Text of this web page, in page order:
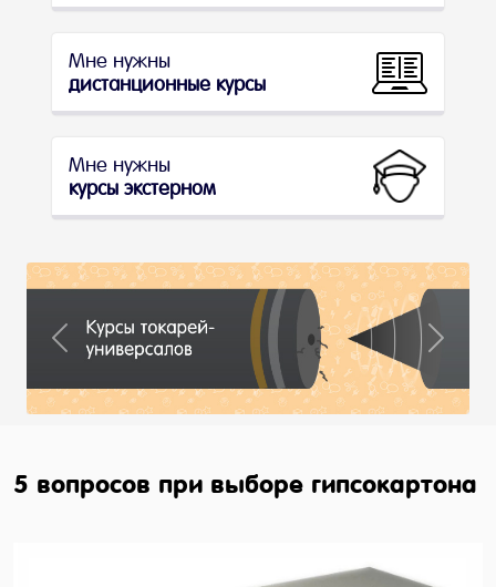
Мне нужны
дистанционные курсы
Мне нужны
курсы экстерном
Previous Next
5 вопросов при выборе гипсокартона